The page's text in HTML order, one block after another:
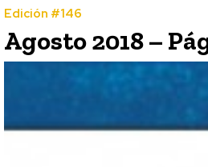
Edición #146
Agosto 2018 –